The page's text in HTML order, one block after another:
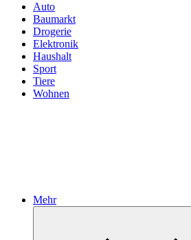
Auto
Baumarkt
Drogerie
Elektronik
Haushalt
Sport
Tiere
Wohnen
Mehr